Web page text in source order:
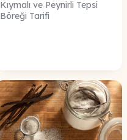
Kıymalı ve Peynirli Tepsi
Böreği Tarifi